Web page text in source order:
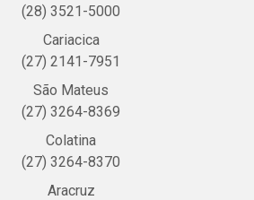
(28) 3521-5000
Cariacica
(27) 2141-7951
São Mateus
(27) 3264-8369
Colatina
(27) 3264-8370
Aracruz